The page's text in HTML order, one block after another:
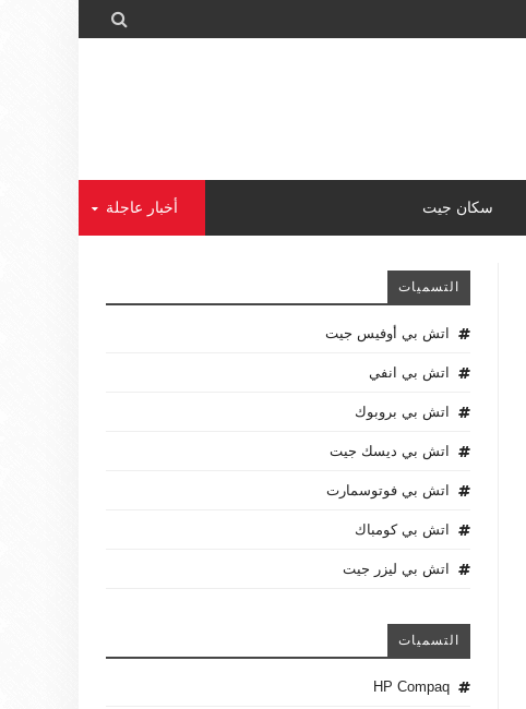

سكان جيت أخبار عاجلة
التسميات
اتش بي أوفيس جيت
اتش بي انفي
اتش بي بروبوك
اتش بي ديسك جيت
اتش بي فوتوسمارت
اتش بي كومباك
اتش بي ليزر جيت
التسميات
HP Compaq